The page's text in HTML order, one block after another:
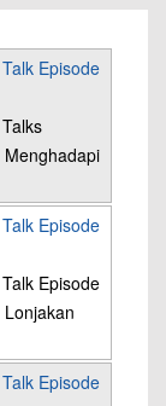
Episode
Menghadapi
Episode
Episode
Episode